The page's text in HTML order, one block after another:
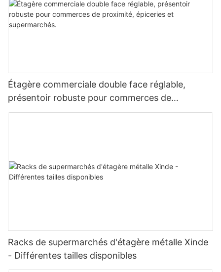
Étagère commerciale double face réglable,
présentoir robuste pour commerces de
proximité, épiceries et supermarchés.
Racks de supermarchés d'étagère métalle Xinde
- Différentes tailles disponibles